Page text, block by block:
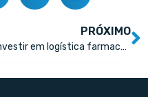
PRÓXIMO
Investir em logística farmacêutica é fundamental para 2023